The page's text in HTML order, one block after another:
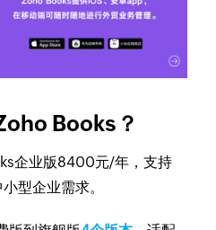
Books？
企业版8400元/年，支持
小型企业需求。